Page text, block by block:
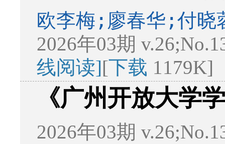
欧李梅;廖春华;付
2026年03期
线阅读][下载 1179K]
《广州开放大学
2026年03期